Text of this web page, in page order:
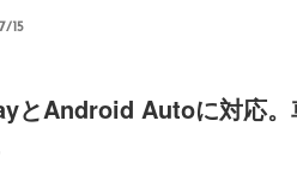
15
とAndroid Autoに対応。